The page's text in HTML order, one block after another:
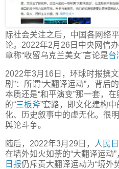
际社会关注之后，中国各网络
论。2022年2月26日中央网信
章称“收留乌克兰美女”言论是台
2022年3月16日，环球时报撰
剧”：所谓“大翻译运动”，背后
本质还是“和平演变”那一套，
的“三板斧”套路，即文化建构
化、历史叙事中的虚无化。很
舆论斗争。
随后，2022年3月29日， 人民
在墙外如火如荼的“大翻译运动
日报仍斥责大翻译运动为“境外